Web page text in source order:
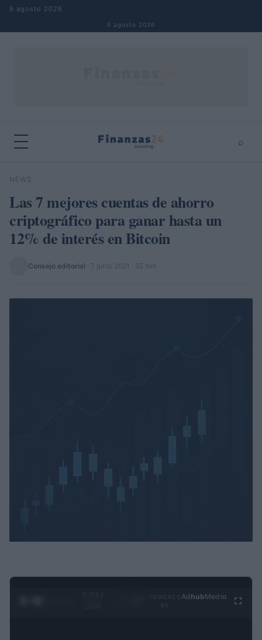
Saltar al contenido
9 agosto 2026
9 agosto 2026
⌕
Buscar
NEWS
Las 7 mejores cuentas de ahorro
criptográfico para ganar hasta un
12% de interés en Bitcoin
Consejo editorial 7 junio 2021 · 35 min
0:30 /
Ad hubMedia